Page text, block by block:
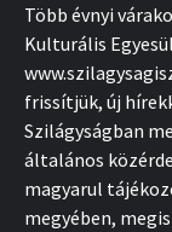
Több évnyi
Kulturális
frissítjük, új
Szilágyságban
általános
magyarul
megyében,